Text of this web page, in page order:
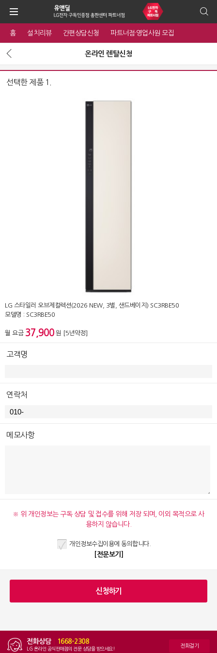
홈 설치리뷰 간편상담신청 파트너점·영업사원 모집
온라인 렌탈신청
선택한 제품 1.
LG 스타일러 오브제컬렉션(2026 NEW, 3벌, 샌드베이지) SC3RBE50
모델명 : SC3RBE50
월 요금 37,900 원 [5년약정]
고객명
연락처
메모사항
※ 위 개인정보는 구독 상담 및 접수를 위해 저장 되며, 이외 목적으로 사
용하지 않습니다.
개인정보수집이용에 동의합니다.
[전문보기]
전화상담 1668-2308
LG 온라인 공식판매점의 전문 상담을 받으세요! 전화걸기